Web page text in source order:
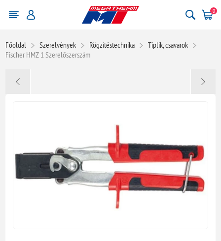
0
Főoldal Szerelvények Rögzítéstechnika
Tiplik, csavarok
Fischer HMZ 1 Szerelőszerszám